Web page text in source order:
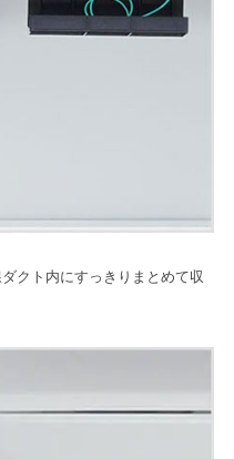
クト内にすっきりまとめて収